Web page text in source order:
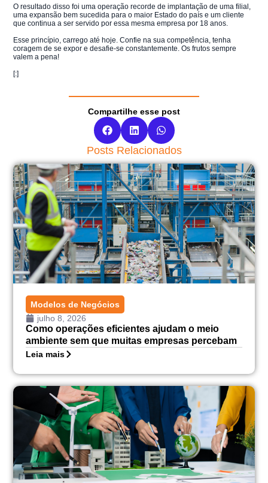
O resultado disso foi uma operação recorde de implantação de uma filial,
uma expansão bem sucedida para o maior Estado do país e um cliente
que continua a ser servido por essa mesma empresa por 18 anos.
Esse princípio, carrego até hoje. Confie na sua competência, tenha
coragem de se expor e desafie-se constantemente. Os frutos sempre
valem a pena!
[:]
Compartilhe esse post
Posts Relacionados
Modelos de Negócios
julho 8, 2026
Como operações eficientes ajudam o meio
ambiente sem que muitas empresas percebam
Leia mais